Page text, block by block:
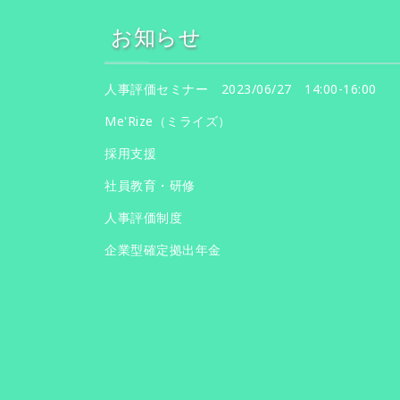
お知らせ
人事評価セミナー 2023/06/27 14:00-16:00
Me'Rize（ミライズ）
採用支援
社員教育・研修
人事評価制度
企業型確定拠出年金